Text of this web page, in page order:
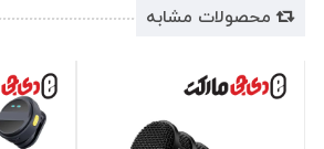
محصولات مشابه